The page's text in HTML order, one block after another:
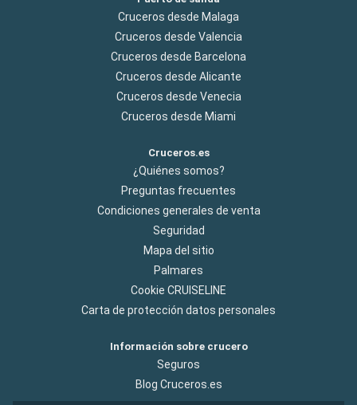
Cruceros desde Malaga
Cruceros desde Valencia
Cruceros desde Barcelona
Cruceros desde Alicante
Cruceros desde Venecia
Cruceros desde Miami
Cruceros.es
¿Quiénes somos?
Preguntas frecuentes
Condiciones generales de venta
Seguridad
Mapa del sitio
Palmares
Cookie CRUISELINE
Carta de protección datos personales
Información sobre crucero
Seguros
Blog Cruceros.es